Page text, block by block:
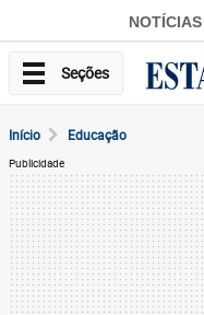
NOTÍCIAS
Seções
Início Educação
Publicidade